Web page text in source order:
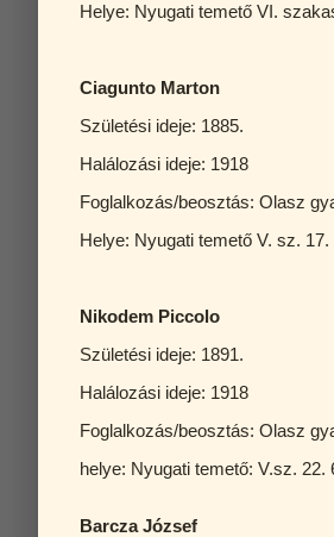
Helye: Nyugati temető VI.
Ciagunto Marton
Születési ideje: 1885.
Halálozási ideje: 1918
Foglalkozás/beosztás: Olasz
Helye: Nyugati temető V. sz.
Nikodem Piccolo
Születési ideje: 1891.
Halálozási ideje: 1918
Foglalkozás/beosztás: Olasz
helye: Nyugati temető: V.sz. 22.
Barcza József